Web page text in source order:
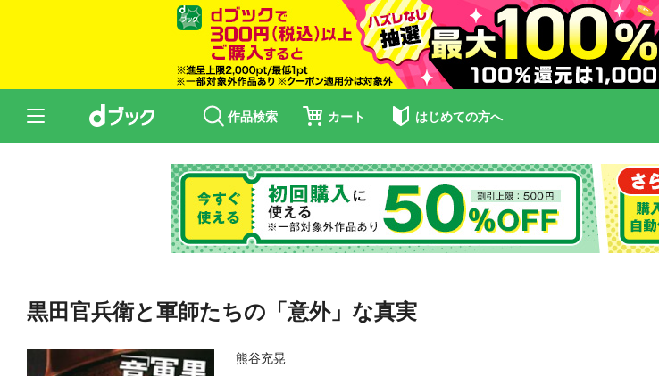
作品検索 カート はじめての方へ
黒田官兵衛と軍師たちの「意外」な真実
熊谷充晃